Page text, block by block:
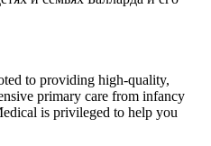
to providing high-quality,
primary care from infancy
is privileged to help you